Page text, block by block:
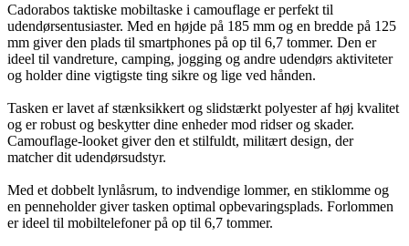
Cadorabos taktiske mobiltaske i camouflage er perfekt til
udendørsentusiaster. Med en højde på 185 mm og en bredde på 125
mm giver den plads til smartphones på op til 6,7 tommer. Den er
ideel til vandreture, camping, jogging og andre udendørs aktiviteter
og holder dine vigtigste ting sikre og lige ved hånden.
Tasken er lavet af stænksikkert og slidstærkt polyester af høj kvalitet
og er robust og beskytter dine enheder mod ridser og skader.
Camouflage-looket giver den et stilfuldt, militært design, der
matcher dit udendørsudstyr.
Med et dobbelt lynlåsrum, to indvendige lommer, en stiklomme og
en penneholder giver tasken optimal opbevaringsplads. Forlommen
er ideel til mobiltelefoner på op til 6,7 tommer.